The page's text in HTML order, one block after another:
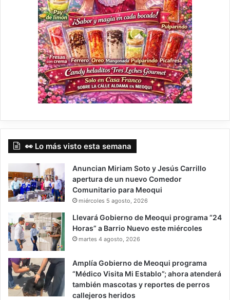
👀 Lo más visto esta semana
Anuncian Miriam Soto y Jesús Carrillo
apertura de un nuevo Comedor
Comunitario para Meoqui
miércoles 5 agosto, 2026
Llevará Gobierno de Meoqui programa “24
Horas” a Barrio Nuevo este miércoles
martes 4 agosto, 2026
Amplía Gobierno de Meoqui programa
“Médico Visita Mi Establo”; ahora atenderá
también mascotas y reportes de perros
callejeros heridos